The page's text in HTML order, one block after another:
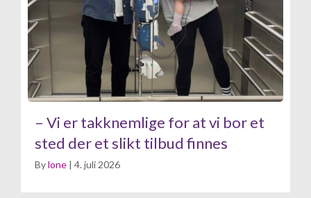
– Vi er takknemlige for at vi bor et
sted der et slikt tilbud finnes
Bylone | 4. juli 2026